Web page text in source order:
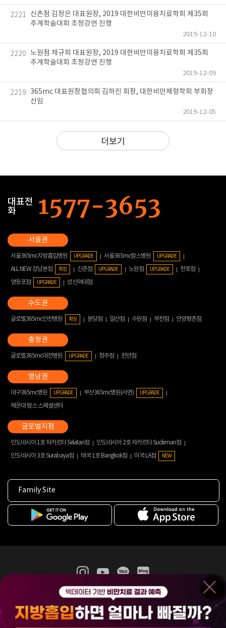
2221
신촌점 김정은 대표원장, 2019 대한비만미용치료학회 제35회
추계학술대회 초청강연 진행
2019-12-10
2220 노원점 채규희 대표원장, 2019 대한비만미용치료학회 제35회
추계학술대회 초청강연 진행
2019-12-09
2219
365mc 대표원장협의회 김하진 회장, 대한비만체형학회 부회장
선임
2019-12-05
더보기
대표전
화
서울365mc지방흡입병원 UPGRADE 서울365mc람스병원 UPGRADE
ALL NEW 강남본점 확장 신촌점 UPGRADE 노원점 UPGRADE
천호점
영등포점
UPGRADE 성신여대점
글로벌365mc인천병원 확장 분당점 일산점 수원점 부천점 안양평촌점
글로벌365mc대전병원 UPGRADE 청주점 천안점
대구365mc병원 UPGRADE 부산365mc병원(서면) UPGRADE
해운대 람스 스페셜센터
인도네시아 1호 자카르타 Selatan점
인도네시아 2호 자카르타 Sudirman점
인도네시아 3호 Surabaya점
태국 1호 Bangkok점 미국 LA점 NEW
Family Site
365mc 병·의원 이용약관
홈페이지 이용약관
비급여진료수가
(주)365mcㅣ서울특별시 서초구 서초대로52길 7, 3~4층(서초동, 제일빌딩)